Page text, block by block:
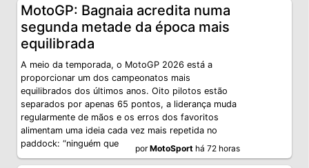
MotoGP: Bagnaia acredita numa
segunda metade da época mais
equilibrada
A meio da temporada, o MotoGP 2026 está a
proporcionar um dos campeonatos mais
equilibrados dos últimos anos. Oito pilotos estão
separados por apenas 65 pontos, a liderança muda
regularmente de mãos e os erros dos favoritos
alimentam uma ideia cada vez mais repetida no
paddock: “ninguém que
porMotoSport há 72 horas